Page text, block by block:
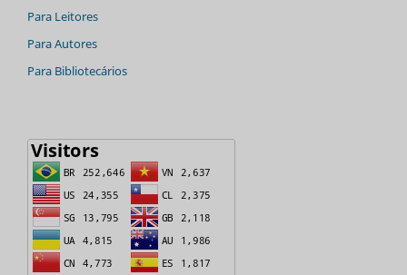
Para Leitores
Para Autores
Para Bibliotecários